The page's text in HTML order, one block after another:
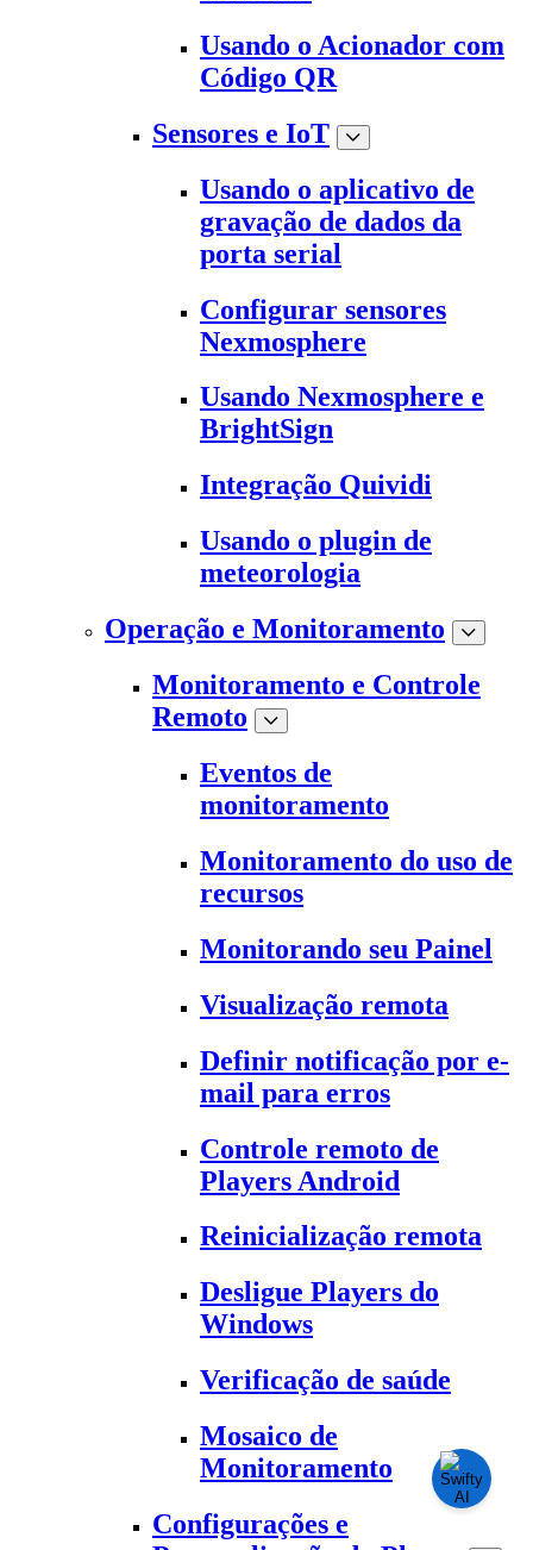
Usando o Acionador com
Código QR
Sensores e IoT
Usando o aplicativo de
gravação de dados da
porta serial
Configurar sensores
Nexmosphere
Usando Nexmosphere e
BrightSign
Integração Quividi
Usando o plugin de
meteorologia
Operação e Monitoramento
Monitoramento e Controle
Remoto
Eventos de
monitoramento
Monitoramento do uso de
recursos
Monitorando seu Painel
Visualização remota
Definir notificação por e-
mail para erros
Controle remoto de
Players Android
Reinicialização remota
Desligue Players do
Windows
Verificação de saúde
Mosaico de
Monitoramento
Configurações e